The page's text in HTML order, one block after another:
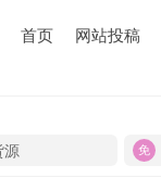
首页 网站投稿
源